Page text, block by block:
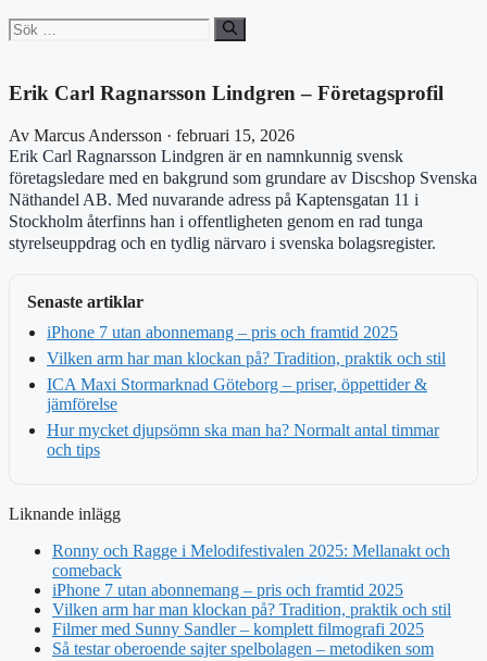
Sök
efter:
Erik Carl Ragnarsson Lindgren – Företagsprofil
Av Marcus Andersson · februari 15, 2026
Erik Carl Ragnarsson Lindgren är en namnkunnig svensk
företagsledare med en bakgrund som grundare av Discshop Svenska
Näthandel AB. Med nuvarande adress på Kaptensgatan 11 i
Stockholm återfinns han i offentligheten genom en rad tunga
styrelseuppdrag och en tydlig närvaro i svenska bolagsregister.
Senaste artiklar
iPhone 7 utan abonnemang – pris och framtid 2025
Vilken arm har man klockan på? Tradition, praktik och stil
ICA Maxi Stormarknad Göteborg – priser, öppettider &
jämförelse
Hur mycket djupsömn ska man ha? Normalt antal timmar
och tips
Liknande inlägg
Ronny och Ragge i Melodifestivalen 2025: Mellanakt och
comeback
iPhone 7 utan abonnemang – pris och framtid 2025
Vilken arm har man klockan på? Tradition, praktik och stil
Filmer med Sunny Sandler – komplett filmografi 2025
Så testar oberoende sajter spelbolagen – metodiken som